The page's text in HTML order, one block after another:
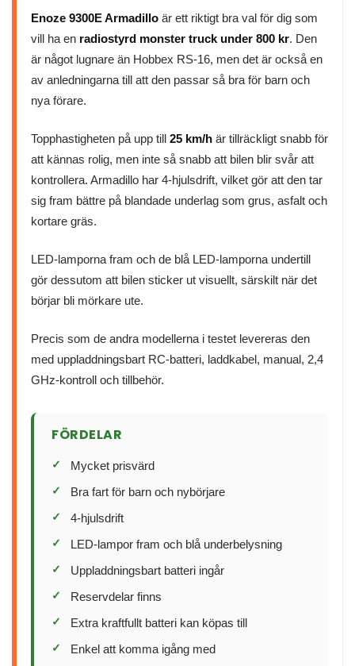
Enoze 9300E Armadillo är ett riktigt bra val för dig som
vill ha en radiostyrd monster truck under 800 kr. Den
är något lugnare än Hobbex RS-16, men det är också en
av anledningarna till att den passar så bra för barn och
nya förare.
Topphastigheten på upp till 25 km/h är tillräckligt snabb för
att kännas rolig, men inte så snabb att bilen blir svår att
kontrollera. Armadillo har 4-hjulsdrift, vilket gör att den tar
sig fram bättre på blandade underlag som grus, asfalt och
kortare gräs.
LED-lamporna fram och de blå LED-lamporna undertill
gör dessutom att bilen sticker ut visuellt, särskilt när det
börjar bli mörkare ute.
Precis som de andra modellerna i testet levereras den
med uppladdningsbart RC-batteri, laddkabel, manual, 2,4
GHz-kontroll och tillbehör.
FÖRDELAR
Mycket prisvärd
Bra fart för barn och nybörjare
4-hjulsdrift
LED-lampor fram och blå underbelysning
Uppladdningsbart batteri ingår
Reservdelar finns
Extra kraftfullt batteri kan köpas till
Enkel att komma igång med